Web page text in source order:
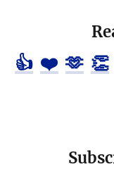
👍 ❤️ 🫶 👏